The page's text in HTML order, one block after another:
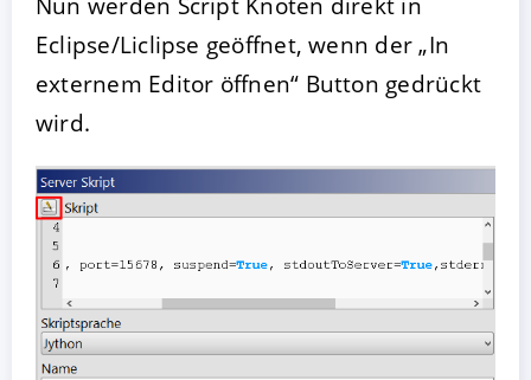
Eclipse/Liclipse geöffnet, wenn der „In
externem Editor öffnen“ Button gedrückt
wird.